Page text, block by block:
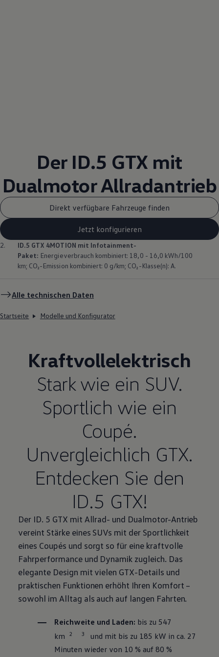
Der ID.5 GTX mit
DualmotorAllradantrieb
Direkt verfügbare Fahrzeuge finden
Jetzt konfigurieren
2. ID.5 GTX 4MOTION mit Infotainment-
Paket: Energieverbrauch kombiniert: 18,0 - 16,0 kWh/100
km; CO₂-Emission kombiniert: 0 g/km; CO₂-Klasse(n): A.
Alle technischen Daten
Startseite Modelle und Konfigurator
Kraftvollelektrisch
Stark wie ein SUV.
Sportlich wie ein
Coupé.
Unvergleichlich GTX.
Entdecken Sie den
ID.5 GTX!
Der ID. 5 GTX mit Allrad- und Dualmotor-Antrieb
vereint Stärke eines SUVs mit der Sportlichkeit
eines Coupés und sorgt so für eine kraftvolle
Fahrperformance und Dynamik zugleich. Das
elegante Design mit vielen GTX-Details und
praktischen Funktionen erhöht Ihren Komfort –
sowohl im Alltag als auch auf langen Fahrten.
Reichweite und Laden: bis zu 547
km
2 3
und mit bis zu 185 kW in ca. 27
Minuten wieder von 10 % auf 80 %